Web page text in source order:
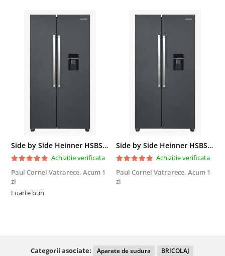
Side by Side Heinner HSBS-HM439NFINVDGWDE++, Total No Frost, Compresor Inverter, Dozator Apa, Display Touch LED, 439 L, Clasa E, Gri Antracit Texturat
Achizitie verificata
Paul Cornel Vatrarece, Acum 1
zi
Foarte bun
Side by Side Heinner HSBS-HM439NFINVDGWDE++, Total No Frost, Compresor Inverter, Dozator Apa, Display Touch LED, 439 L, Clasa E, Gri Antracit Texturat
Achizitie verificata
Paul Cornel Vatrarece, Acum 1
zi
Categorii asociate: Aparate de sudura
BRICOLAJ